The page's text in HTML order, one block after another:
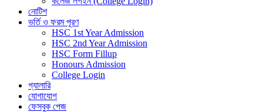
নোটিশ
ভর্তি ও ফরম পূরণ
HSC 1st Year Admission
HSC 2nd Year Admission
HSC Form Fillup
Honours Admission
College Login
গ্যালারি
যোগাযোগ
ফেসবুক পেজ